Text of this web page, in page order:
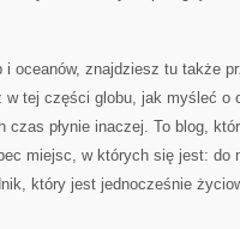
oceanów, znajdziesz tu także
w tej części globu, jak myśleć o
czas płynie inaczej. To blog,
miejsc, w których się jest: do
który jest jednocześnie